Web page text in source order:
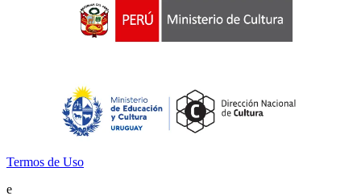
Termos de Uso
e